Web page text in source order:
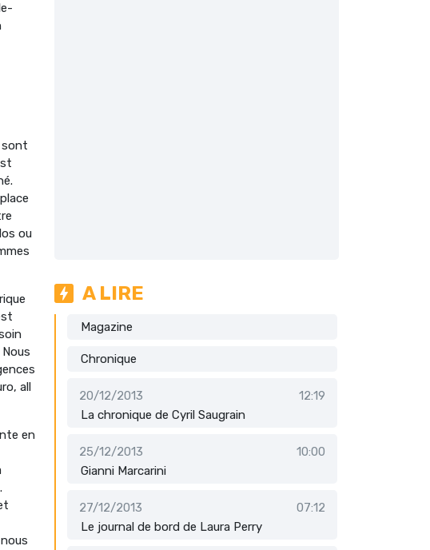
sont
ou
all
en
A LIRE
Magazine
Chronique
20/12/2013
12:19
La chronique de Cyril Saugrain
25/12/2013
10:00
Gianni Marcarini
27/12/2013
07:12
Le journal de bord de Laura Perry